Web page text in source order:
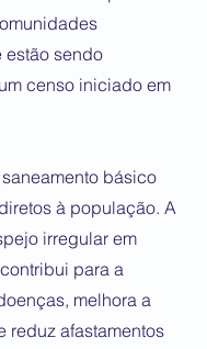
estão sendo
censo iniciado em
básico
à população. A
irregular em
para a
melhora a
reduz afastamentos